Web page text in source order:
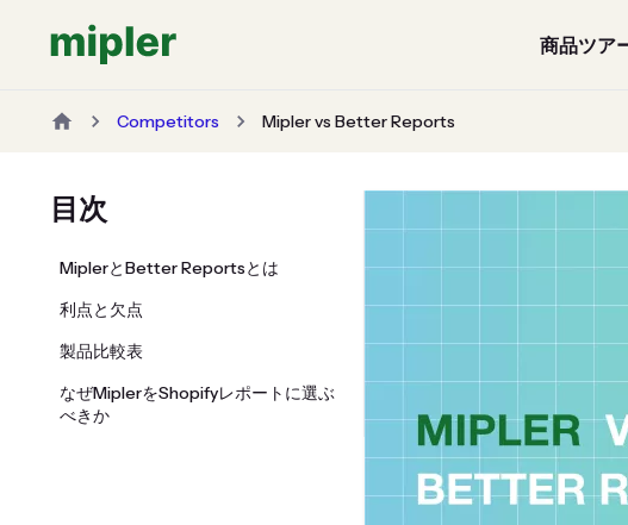
商品ツア
Competitors Mipler vs Better Reports
目次
MiplerとBetter Reportsとは
利点と欠点
製品比較表
なぜMiplerをShopifyレポートに選ぶ
べきか